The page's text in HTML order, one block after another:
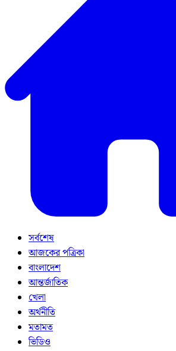
সর্বশেষ
আজকের পত্রিকা
বাংলাদেশ
আন্তর্জাতিক
খেলা
অর্থনীতি
মতামত
ভিডিও